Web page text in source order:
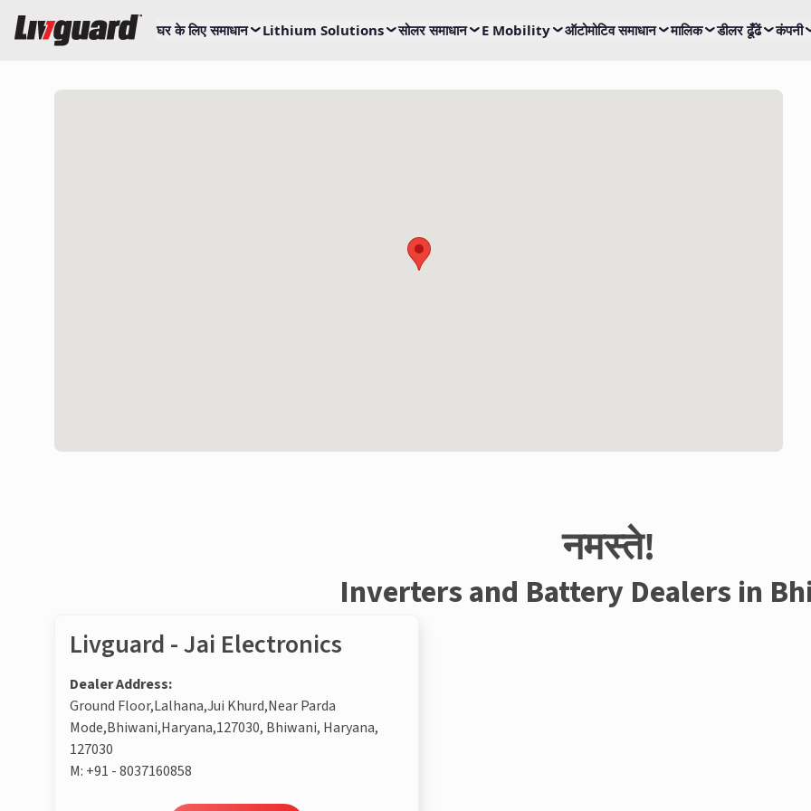
घर के लिए समाधान Lithium Solutions सोलर समाधान E Mobility ऑटोमोटिव समाधान मालिक डीलर ढूँढें कंपनी
नमस्ते!
Inverters and Battery Dealers in
Livguard - Jai Electronics
Dealer Address:
Ground Floor,Lalhana,Jui Khurd,Near Parda
Mode,Bhiwani,Haryana,127030, Bhiwani, Haryana,
127030
M: +91 - 8037160858